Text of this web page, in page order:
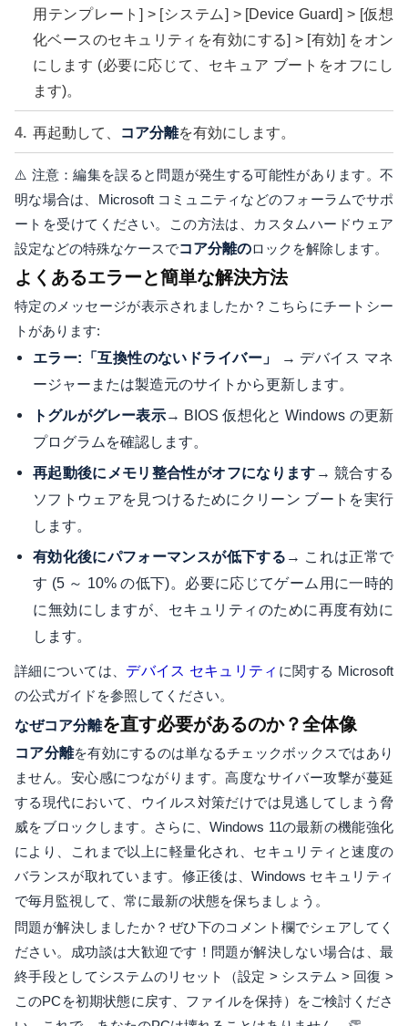
用テンプレート] > [システム] > [Device Guard] > [仮想
化ベースのセキュリティを有効にする] > [有効] をオン
にします (必要に応じて、セキュア ブートをオフにし
ます)。
再起動して、 コア分離を有効にします。
⚠️ 注意：編集を誤ると問題が発生する可能性があります。不
明な場合は、Microsoft コミュニティなどのフォーラムでサポ
ートを受けてください。この方法は、カスタムハードウェア
設定などの特殊なケースでコア分離のロックを解除します。
よくあるエラーと簡単な解決方法
特定のメッセージが表示されましたか？こちらにチートシー
トがあります:
エラー:「互換性のないドライバー」
→ デバイス マネ
ージャーまたは製造元のサイトから更新します。
トグルがグレー表示→ BIOS 仮想化と Windows の更新
プログラムを確認します。
再起動後にメモリ整合性がオフになります → 競合する
ソフトウェアを見つけるためにクリーン ブートを実行
します。
有効化後にパフォーマンスが低下する → これは正常で
す (5 ～ 10% の低下)。必要に応じてゲーム用に一時的
に無効にしますが、セキュリティのために再度有効に
します。
詳細については、 デバイス セキュリティ に関する Microsoft
の公式ガイドを参照してください。
なぜコア分離を直す必要があるのか​​？全体像
コア分離を有効にするのは単なるチェックボックスではあり
ません。安心感につながります。高度なサイバー攻撃が蔓延
する現代において、ウイルス対策だけでは見逃してしまう脅
威をブロックします。さらに、Windows 11の最新の機能強化
により、これまで以上に軽量化され、セキュリティと速度の
バランスが取れています。修正後は、Windows セキュリティ
で毎月監視して、常に最新の状態を保ちましょう。
問題が解決しましたか？ぜひ下のコメント欄でシェアしてく
ださい。成功談は大歓迎です！問題が解決しない場合は、最
終手段としてシステムのリセット（設定 > システム > 回復 >
このPCを初期状態に戻す、ファイルを保持）をご検討くださ